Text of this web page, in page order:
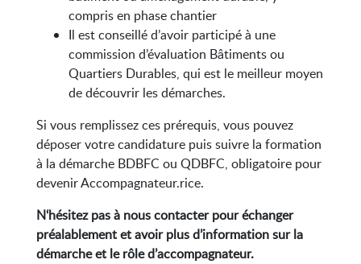
compris en phase chantier
Il est conseillé d’avoir participé à une
commission d’évaluation Bâtiments ou
Quartiers Durables, qui est le meilleur moyen
de découvrir les démarches.
Si vous remplissez ces prérequis, vous pouvez
déposer votre candidature puis suivre la formation
à la démarche BDBFC ou QDBFC, obligatoire pour
devenir Accompagnateur.rice.
N‘hésitez pas à nous contacter pour échanger
préalablement et avoir plus d’information sur la
démarche et le rôle d’accompagnateur.